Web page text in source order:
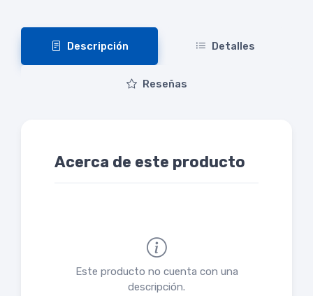
Descripción Detalles
Reseñas
Acerca de este producto
Este producto no cuenta con una
descripción.